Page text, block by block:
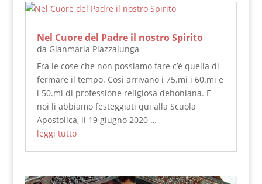
Nel Cuore del Padre il nostro Spirito
da Gianmaria Piazzalunga
Fra le cose che non possiamo fare c’è quella di
fermare il tempo. Così arrivano i 75.mi i 60.mi e
i 50.mi di professione religiosa dehoniana. E
noi li abbiamo festeggiati qui alla Scuola
Apostolica, il 19 giugno 2020 …
leggi tutto